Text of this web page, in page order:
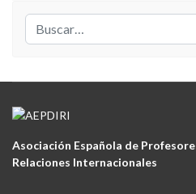
Buscar
Asociación Española de
Relaciones Internacionales